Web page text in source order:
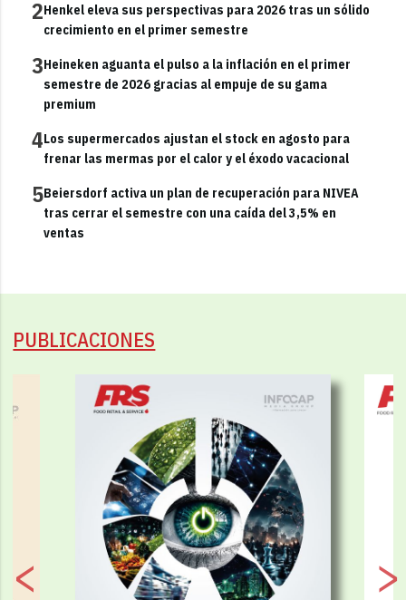
2Henkel eleva sus perspectivas para 2026 tras un sólido
crecimiento en el primer semestre
3Heineken aguanta el pulso a la inflación en el primer
semestre de 2026 gracias al empuje de su gama
premium
4Los supermercados ajustan el stock en agosto para
frenar las mermas por el calor y el éxodo vacacional
5Beiersdorf activa un plan de recuperación para NIVEA
tras cerrar el semestre con una caída del 3,5% en
ventas
PUBLICACIONES